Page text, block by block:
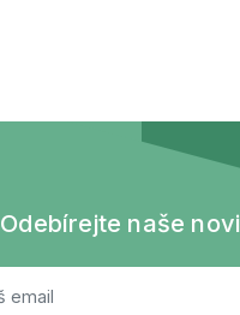
Odebírejte naše